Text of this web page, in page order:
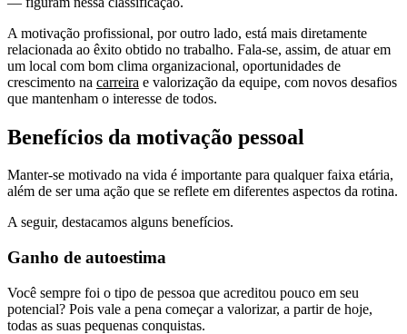
A motivação profissional, por outro lado, está mais diretamente
relacionada ao êxito obtido no trabalho. Fala-se, assim, de atuar em
um local com bom clima organizacional, oportunidades de
crescimento na carreira e valorização da equipe, com novos desafios
que mantenham o interesse de todos.
Benefícios da motivação pessoal
Manter-se motivado na vida é importante para qualquer faixa etária,
além de ser uma ação que se reflete em diferentes aspectos da rotina.
A seguir, destacamos alguns benefícios.
Ganho de autoestima
Você sempre foi o tipo de pessoa que acreditou pouco em seu
potencial? Pois vale a pena começar a valorizar, a partir de hoje,
todas as suas pequenas conquistas.